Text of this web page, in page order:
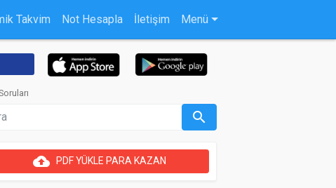
Takvim Not Hesapla İletişim Menü
search
cloud_uploadPDF YÜKLE PARA KAZAN